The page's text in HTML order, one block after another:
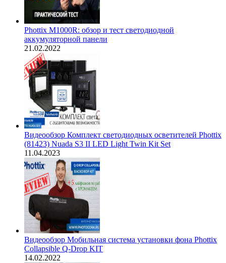
Phottix M1000R: обзор и тест светодиодной
аккумуляторной панели
21.02.2022
Видеообзор Комплект светодиодных осветителей Phottix
(81423) Nuada S3 II LED Light Twin Kit Set
11.04.2023
Видеообзор Мобильная система установки фона Phottix
Collapsible Q-Drop KIT
14.02.2022